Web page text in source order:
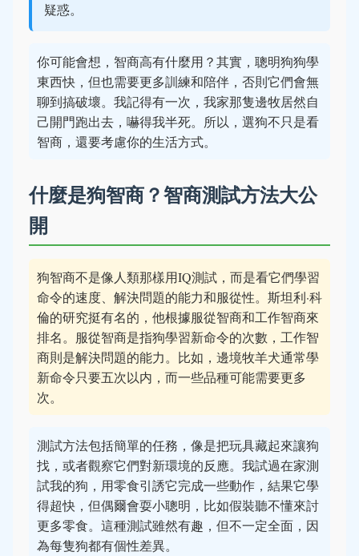
疑惑。
你可能會想，智商高有什麼用？其實，聰明狗狗學
東西快，但也需要更多訓練和陪伴，否則它們會無
聊到搞破壞。我記得有一次，我家那隻邊牧居然自
己開門跑出去，嚇得我半死。所以，選狗不只是看
智商，還要考慮你的生活方式。
什麼是狗智商？智商測試方法大公
開
狗智商不是像人類那樣用IQ測試，而是看它們學習
命令的速度、解決問題的能力和服從性。斯坦利·科
倫的研究挺有名的，他根據服從智商和工作智商來
排名。服從智商是指狗學習新命令的次數，工作智
商則是解決問題的能力。比如，邊境牧羊犬通常學
新命令只要五次以内，而一些品種可能需要更多
次。
測試方法包括簡單的任務，像是把玩具藏起來讓狗
找，或者觀察它們對新環境的反應。我試過在家測
試我的狗，用零食引誘它完成一些動作，結果它學
得超快，但偶爾會耍小聰明，比如假裝聽不懂來討
更多零食。這種測試雖然有趣，但不一定全面，因
為每隻狗都有個性差異。